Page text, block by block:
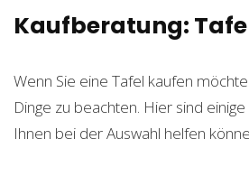
Kaufberatung:
Wenn Sie eine Tafel kaufen
Dinge zu beachten. Hier sind
Ihnen bei der Auswahl helfen